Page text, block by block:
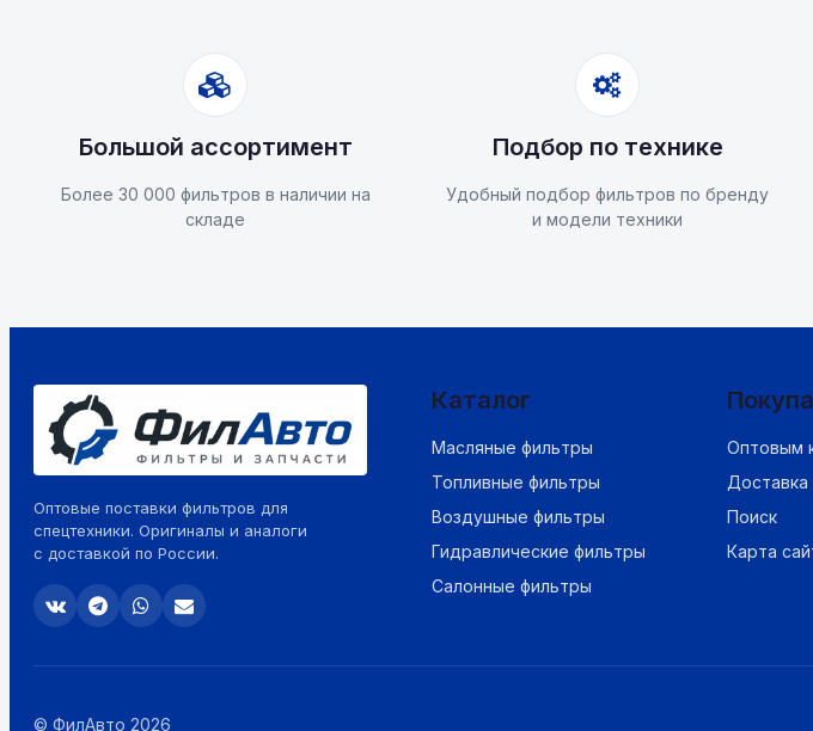
Большой ассортимент
Более 30 000 фильтров в наличии на
складе
Подбор по технике
Удобный подбор фильтров по бренду
и модели техники
Оптовые поставки фильтров для
спецтехники. Оригиналы и аналоги
с доставкой по России.
Каталог
Масляные фильтры
Топливные фильтры
Воздушные фильтры
Гидравлические фильтры
Салонные фильтры
Оптовым
Доставка
Поиск
Карта
© ФилАвто 2026